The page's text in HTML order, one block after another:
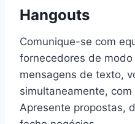
Hangouts
Comunique-se com
fornecedores de
mensagens de texto,
simultaneamente,
Apresente propostas,